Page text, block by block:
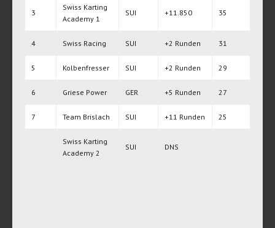
3
Swiss Karting
Academy 1
SUI +11.850 35
4 Swiss Racing SUI +2 Runden 31
5 Kolbenfresser SUI +2 Runden 29
6 Griese Power GER +5 Runden 27
7 Team Brislach SUI +11 Runden 25
Swiss Karting
Academy 2
SUI DNS